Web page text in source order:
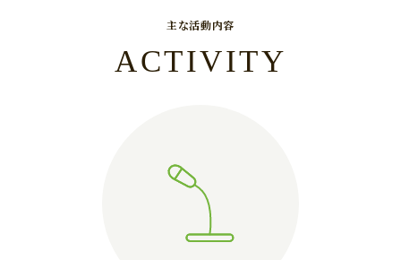
主な活動内容
ACTIVITY